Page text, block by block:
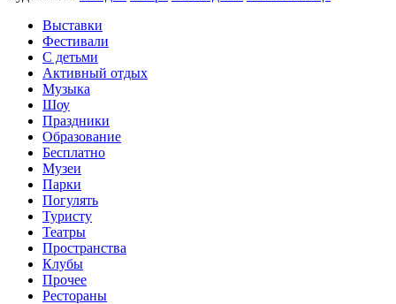
Выставки
Фестивали
С детьми
Активный отдых
Музыка
Шоу
Праздники
Образование
Бесплатно
Музеи
Парки
Погулять
Туристу
Театры
Пространства
Клубы
Прочее
Рестораны